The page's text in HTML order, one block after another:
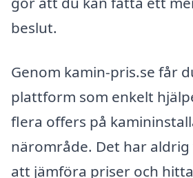
beslut.
Genom kamin-pris.se får
plattform som enkelt
flera offers på
närområde. Det har
att jämföra priser och